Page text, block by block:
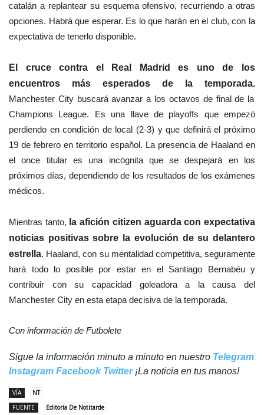
catalán a replantear su esquema ofensivo, recurriendo a otras
opciones. Habrá que esperar. Es lo que harán en el club, con la
expectativa de tenerlo disponible.
El cruce contra el Real Madrid es uno de los
encuentros más esperados de la temporada.
Manchester City buscará avanzar a los octavos de final de la
Champions League. Es una llave de playoffs que empezó
perdiendo en condición de local (2-3) y que definirá el próximo
19 de febrero en territorio español. La presencia de Haaland en
el once titular es una incógnita que se despejará en los
próximos días, dependiendo de los resultados de los exámenes
médicos.
Mientras tanto, la afición citizen aguarda con expectativa
noticias positivas sobre la evolución de su delantero
estrella. Haaland, con su mentalidad competitiva, seguramente
hará todo lo posible por estar en el Santiago Bernabéu y
contribuir con su capacidad goleadora a la causa del
Manchester City en esta etapa decisiva de la temporada.
Con información de Futbolete
Sigue la información minuto a minuto en nuestro Telegram
Instagram Facebook Twitter¡La noticia en tus manos!
VÍA
NT
FUENTE
Editoría De Notitarde